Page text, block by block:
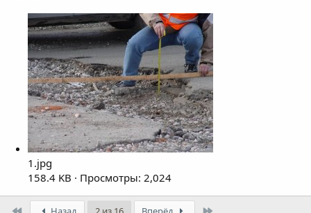
1.jpg
158.4 KB · Просмотры: 2,024